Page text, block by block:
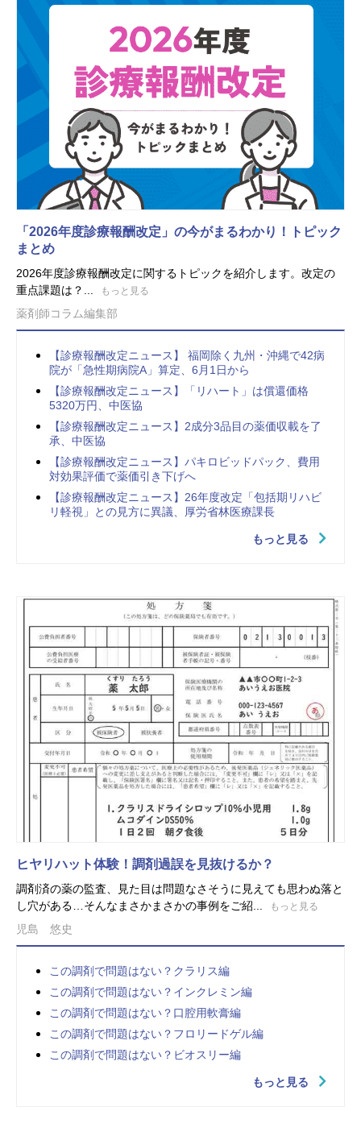
「2026年度診療報酬改定」の今がまるわかり！トピック
まとめ
2026年度診療報酬改定に関するトピックを紹介します。改定の
重点課題は？...
もっと見る
薬剤師コラム編集部
【診療報酬改定ニュース】 福岡除く九州・沖縄で42病
院が「急性期病院A」算定、6月1日から
【診療報酬改定ニュース】「リハート」は償還価格
5320万円、中医協
【診療報酬改定ニュース】2成分3品目の薬価収載を了
承、中医協
【診療報酬改定ニュース】パキロビッドパック、費用
対効果評価で薬価引き下げへ
【診療報酬改定ニュース】26年度改定「包括期リハビ
リ軽視」との見方に異議、厚労省林医療課長
もっと見る
ヒヤリハット体験！調剤過誤を見抜けるか？
調剤済の薬の監査、見た目は問題なさそうに見えても思わぬ落と
し穴がある…そんなまさかまさかの事例をご紹...
もっと見る
児島 悠史
この調剤で問題はない？クラリス編
この調剤で問題はない？インクレミン編
この調剤で問題はない？口腔用軟膏編
この調剤で問題はない？フロリードゲル編
この調剤で問題はない？ビオスリー編
もっと見る